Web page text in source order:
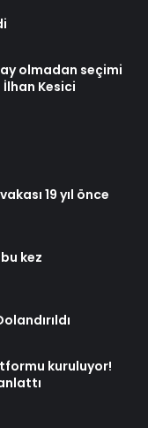
olmadan seçimi
Kesici
19 yıl önce
kez
kuruluyor!